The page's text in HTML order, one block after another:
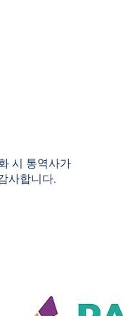
시 통역사가
사합니다.